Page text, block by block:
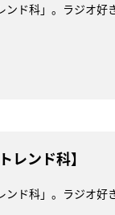
ド科」。ラジオ好
レンド科】
ド科」。ラジオ好